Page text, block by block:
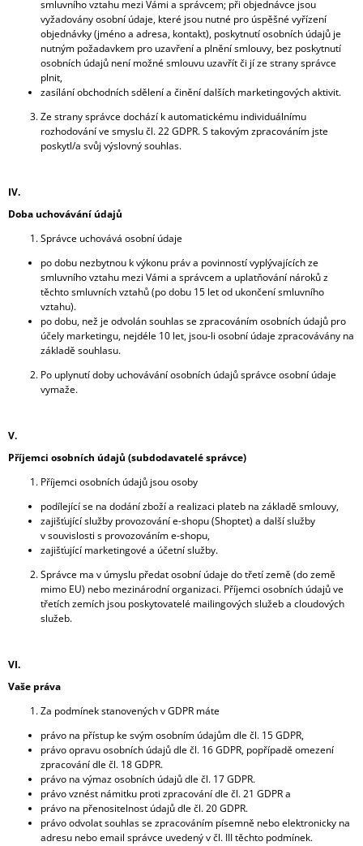
smluvního vztahu mezi Vámi a správcem; při objednávce jsou
vyžadovány osobní údaje, které jsou nutné pro úspěšné vyřízení
objednávky (jméno a adresa, kontakt), poskytnutí osobních údajů je
nutným požadavkem pro uzavření a plnění smlouvy, bez poskytnutí
osobních údajů není možné smlouvu uzavřít či jí ze strany správce
plnit,
zasílání obchodních sdělení a činění dalších marketingových aktivit.
Ze strany správce dochází k automatickému individuálnímu
rozhodování ve smyslu čl. 22 GDPR. S takovým zpracováním jste
poskytl/a svůj výslovný souhlas.
IV.
Doba uchovávání údajů
Správce uchovává osobní údaje
po dobu nezbytnou k výkonu práv a povinností vyplývajících ze
smluvního vztahu mezi Vámi a správcem a uplatňování nároků z
těchto smluvních vztahů (po dobu 15 let od ukončení smluvního
vztahu).
po dobu, než je odvolán souhlas se zpracováním osobních údajů pro
účely marketingu, nejdéle 10 let, jsou-li osobní údaje zpracovávány na
základě souhlasu.
Po uplynutí doby uchovávání osobních údajů správce osobní údaje
vymaže.
V.
Příjemci osobních údajů (subdodavatelé správce)
Příjemci osobních údajů jsou osoby
podílející se na dodání zboží a realizaci plateb na základě smlouvy,
zajišťující služby provozování e-shopu (Shoptet) a další služby
v souvislosti s provozováním e-shopu,
zajišťující marketingové a účetní služby.
Správce ma v úmyslu předat osobní údaje do třetí země (do země
mimo EU) nebo mezinárodní organizaci. Příjemci osobních údajů ve
třetích zemích jsou poskytovatelé mailingových služeb a cloudových
služeb.
VI.
Vaše práva
Za podmínek stanovených v GDPR máte
právo na přístup ke svým osobním údajům dle čl. 15 GDPR,
právo opravu osobních údajů dle čl. 16 GDPR, popřípadě omezení
zpracování dle čl. 18 GDPR.
právo na výmaz osobních údajů dle čl. 17 GDPR.
právo vznést námitku proti zpracování dle čl. 21 GDPR a
právo na přenositelnost údajů dle čl. 20 GDPR.
právo odvolat souhlas se zpracováním písemně nebo elektronicky na
adresu nebo email správce uvedený v čl. III těchto podmínek.